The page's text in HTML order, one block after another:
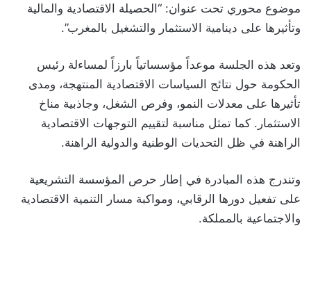
موضوع محوري تحت عنوان: “الحصيلة الاقتصادية والمالية
وتأثيرها على دينامية الاستثمار والتشغيل بالمغرب”.
وتعد هذه الجلسة موعداً مؤسساتياً بارزاً لمساءلة رئيس
الحكومة حول نتائج السياسات الاقتصادية المنتهجة، ومدى
تأثيرها على معدلات النمو، وفرص الشغل، وجاذبية مناخ
الاستثمار. كما تمثل مناسبة لتقييم التوجهات الاقتصادية
الراهنة في ظل التحديات الوطنية والدولية الراهنة.
وتندرج هذه المبادرة في إطار حرص المؤسسة التشريعية
على تفعيل دورها الرقابي، ومواكبة مسار التنمية الاقتصادية
والاجتماعية بالمملكة.